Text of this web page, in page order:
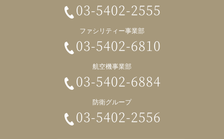
03-5402-2555
ファシリティー事業部
03-5402-6810
航空機事業部
03-5402-6884
防衛グループ
03-5402-2556